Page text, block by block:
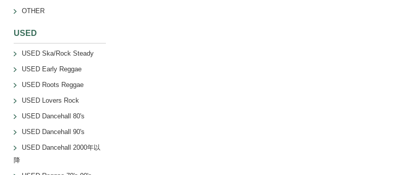
OTHER
USED
USED Ska/Rock Steady
USED Early Reggae
USED Roots Reggae
USED Lovers Rock
USED Dancehall 80's
USED Dancehall 90's
USED Dancehall 2000年以
降